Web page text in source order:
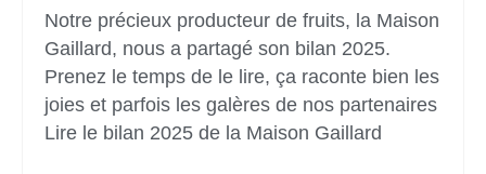
Notre précieux producteur de fruits, la Maison
Gaillard, nous a partagé son bilan 2025.
Prenez le temps de le lire, ça raconte bien les
joies et parfois les galères de nos partenaires
Lire le bilan 2025 de la Maison Gaillard